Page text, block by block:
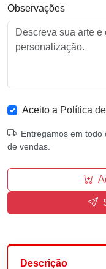
Observações
Aceito a Política
Entregamos em todo
de vendas.
Descrição